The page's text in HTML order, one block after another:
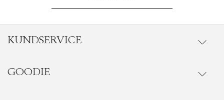
KUNDSERVICE
Onlineköp
GOODIE